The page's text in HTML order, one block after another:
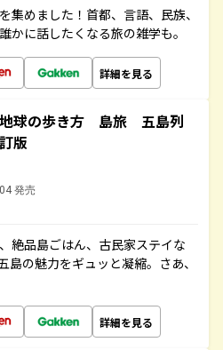
集めました！首都、言語、民族、
かに話したくなる旅の雑学も。
詳細を見る
球の歩き方 島旅 五島列
版
発売
絶品島ごはん、古民家ステイな
島の魅力をギュッと凝縮。さあ、
詳細を見る